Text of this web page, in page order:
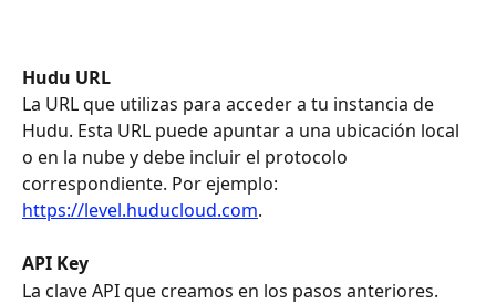
Hudu URL
La URL que utilizas para acceder a tu instancia de
Hudu. Esta URL puede apuntar a una ubicación local
o en la nube y debe incluir el protocolo
correspondiente. Por ejemplo:
https://level.huducloud.com.
API Key
La clave API que creamos en los pasos anteriores.